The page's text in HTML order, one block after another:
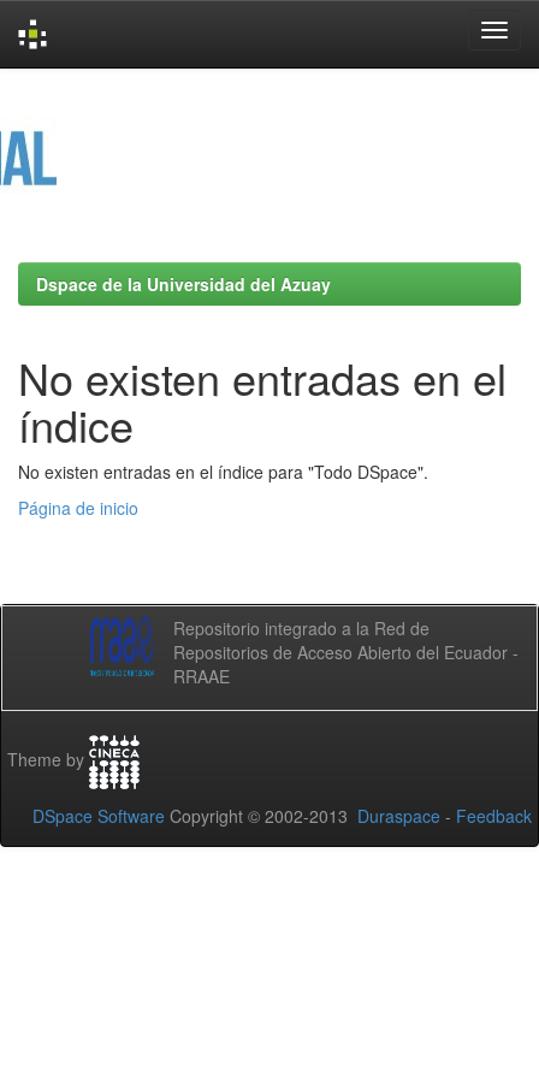
Dspace de la Universidad del Azuay
No existen entradas en el
índice
No existen entradas en el índice para "Todo DSpace".
Página de inicio
Repositorio integrado a la Red de
Repositorios de Acceso Abierto del Ecuador -
RRAAE
Theme by
DSpace Software Copyright © 2002-2013 Duraspace - Feedback